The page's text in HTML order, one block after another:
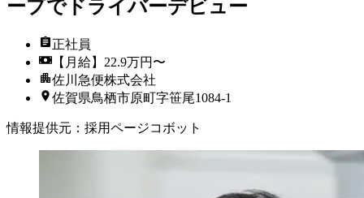
ープでドライバーデビュー
正社員
【月給】22.9万円〜
佐川急便株式会社
佐賀県鳥栖市原町字笹尾1084-1
情報提供元 ： 採用ページコボット